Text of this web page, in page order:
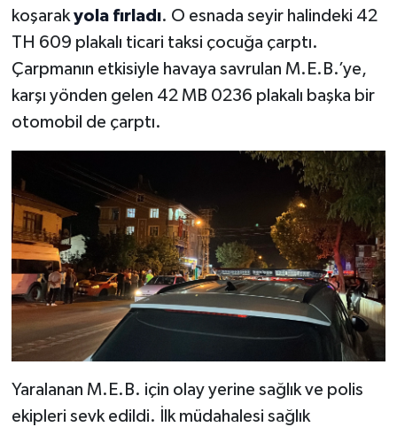
koşarakyola fırladı. O esnada seyir halindeki 42
TH 609 plakalı ticari taksi çocuğa çarptı.
Çarpmanın etkisiyle havaya savrulan M.E.B.’ye,
karşı yönden gelen 42 MB 0236 plakalı başka bir
otomobil de çarptı.
Yaralanan M.E.B. için olay yerine sağlık ve polis
ekipleri sevk edildi. İlk müdahalesi sağlık